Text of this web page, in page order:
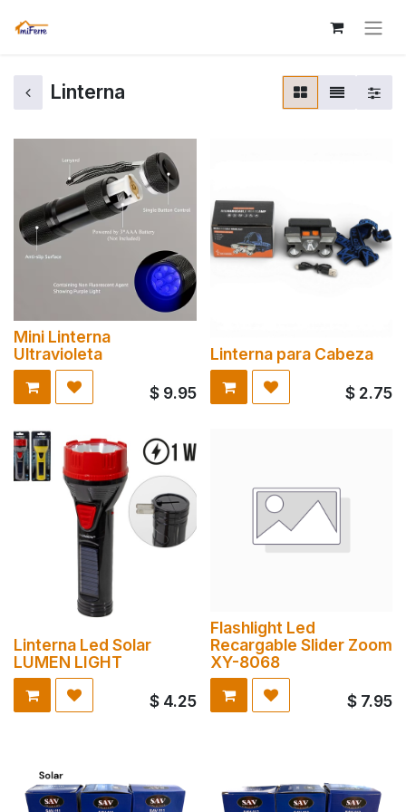
Linterna
Mini Linterna
Ultravioleta
$ 9.95
Linterna para Cabeza
$ 2.75
Linterna Led Solar
LUMEN LIGHT
$ 4.25
Flashlight Led
Recargable Slider Zoom
XY-8068
$ 7.95